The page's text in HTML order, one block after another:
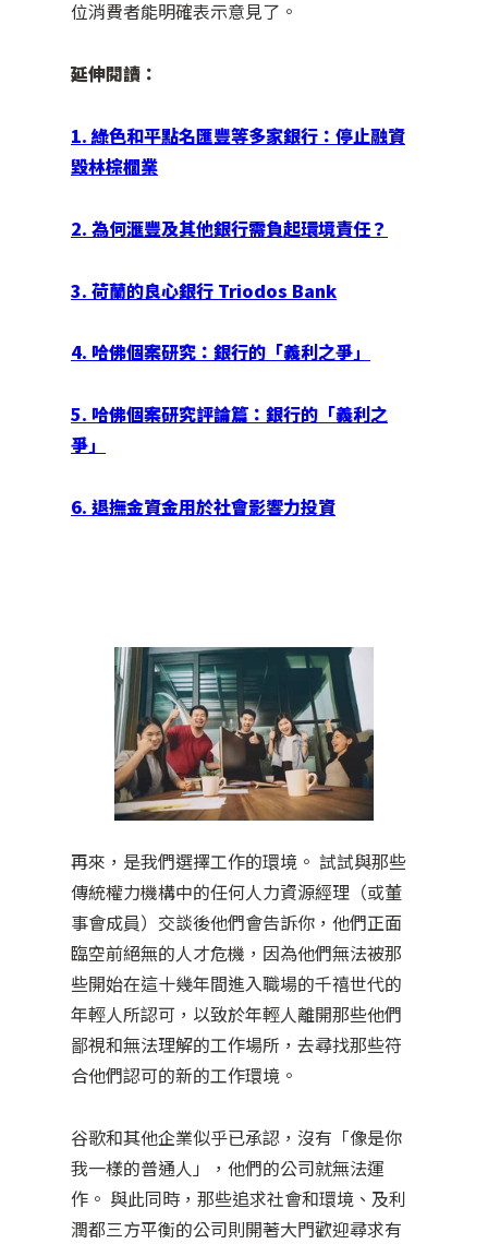
位消費者能明確表示意見了。
延伸閱讀：
1. 綠色和平點名匯豐等多家銀行：停止融資
毀林棕櫚業
2. 為何滙豐及其他銀行需負起環境責任？
3. 荷蘭的良心銀行 Triodos Bank
4. 哈佛個案研究：銀行的「義利之爭」
5. 哈佛個案研究評論篇：銀行的「義利之
爭」
6. 退撫金資金用於社會影響力投資
再來，是我們選擇工作的環境。 試試與那些
傳統權力機構中的任何人力資源經理（或董
事會成員）交談後他們會告訴你，他們正面
臨空前絕無的人才危機，因為他們無法被那
些開始在這十幾年間進入職場的千禧世代的
年輕人所認可，以致於年輕人離開那些他們
鄙視和無法理解的工作場所，去尋找那些符
合他們認可的新的工作環境。
谷歌和其他企業似乎已承認，沒有「像是你
我一樣的普通人」，他們的公司就無法運
作。 與此同時，那些追求社會和環境、及利
潤都三方平衡的公司則開著大門歡迎尋求有